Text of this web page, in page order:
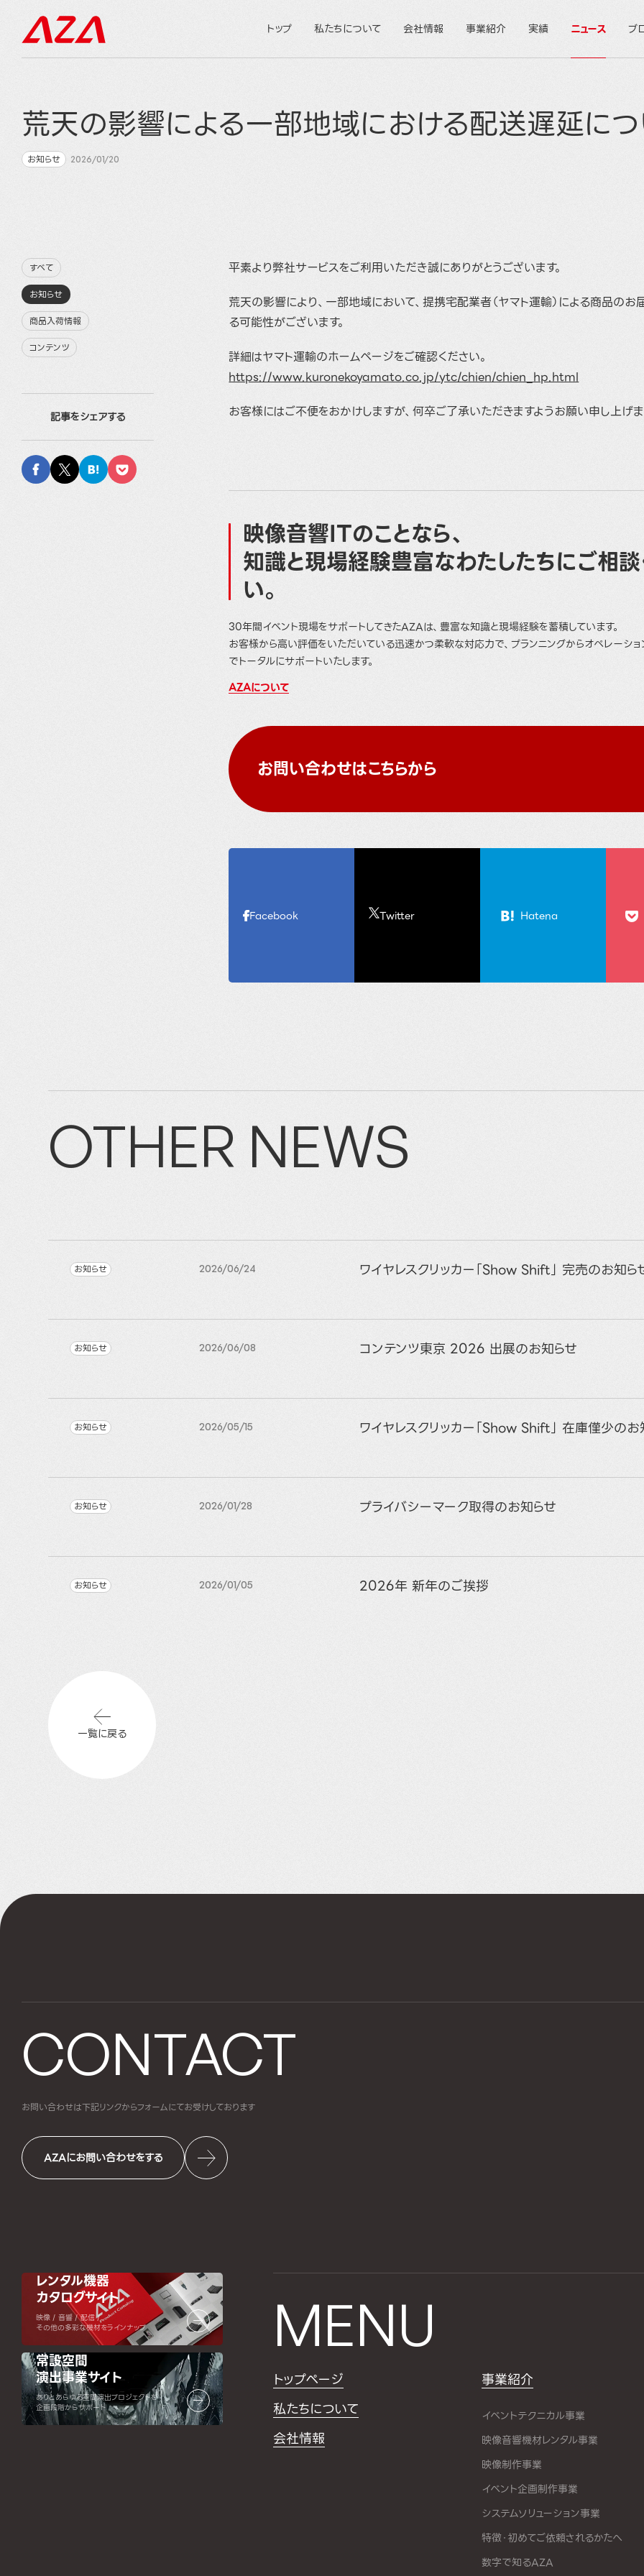
トップ 私たちについて 会社情報 事業紹介 実績 ニュース ブ
荒天の影響による一部地域における配送遅延に
お知らせ 2026/01/20
すべて
お知らせ
商品入荷情報
コンテンツ
記事をシェアする
平素より弊社サービスをご利用いただき誠にありがとうございます。
荒天の影響により、一部地域において、提携宅配業者（ヤマト運輸）による商品の
る可能性がございます。
詳細はヤマト運輸のホームページをご確認ください。
https://www.kuronekoyamato.co.jp/ytc/chien/chien_hp.html
お客様にはご不便をおかけしますが、何卒ご了承いただきますようお願い申し上げま
映像音響ITのことなら、
知識と現場経験豊富なわたしたちにご相
い。
30年間イベント現場をサポートしてきたAZAは、豊富な知識と現場経験を蓄積しています。
お客様から高い評価をいただいている迅速かつ柔軟な対応力で、プランニングからオペレーショ
でトータルにサポートいたします。
AZAについて
お問い合わせはこちらから
Facebook Twitter Hatena
OTHER NEWS
お知らせ 2026/06/24 ワイヤレスクリッカー「Show Shift」 完売のお知ら
お知らせ 2026/06/08 コンテンツ東京 2026 出展のお知らせ
お知らせ 2026/05/15 ワイヤレスクリッカー「Show Shift」 在庫僅少のお
お知らせ 2026/01/28 プライバシーマーク取得のお知らせ
お知らせ 2026/01/05 2026年 新年のご挨拶
一覧に戻る
CONTACT
お問い合わせは下記リンクからフォームにてお受けしております
AZAにお問い合わせをする
レンタル機器
カタログサイト
映像 / 音響 / 配信 /
その他の多彩な機材をラインナップ
常設空間
演出事業サイト
ありとあらゆる空間演出プロジェクトを
企画段階からサポート
MENU
トップページ
私たちについて
会社情報
事業紹介
イベントテクニカル事業
映像音響機材レンタル事業
映像制作事業
イベント企画制作事業
システムソリューション事業
特徴・初めてご依頼されるかたへ
数字で知るAZA